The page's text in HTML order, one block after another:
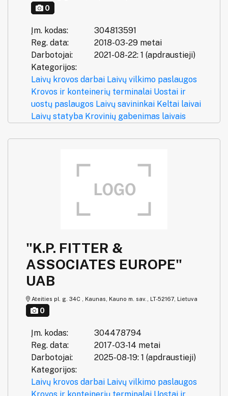
0
Įm. kodas:
304813591
Reg. data:
2018-03-29 metai
Darbotojai:
2021-08-22: 1 (apdraustieji)
Kategorijos:
Laivų krovos darbai Laivų vilkimo paslaugos
Krovos ir konteinerių terminalai Uostai ir
uostų paslaugos Laivų savininkai Keltai laivai
Laivų statyba Krovinių gabenimas laivais
"K.P. FITTER &
ASSOCIATES EUROPE"
UAB
Ateities pl. g. 34C , Kaunas, Kauno m. sav., LT-52167, Lietuva
0
Įm. kodas:
304478794
Reg. data:
2017-03-14 metai
Darbotojai:
2025-08-19: 1 (apdraustieji)
Kategorijos:
Laivų krovos darbai Laivų vilkimo paslaugos